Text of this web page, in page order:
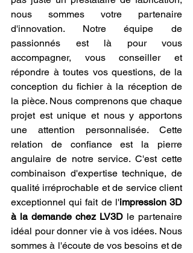
nous sommes votre partenaire
d'innovation. Notre équipe de
passionnés est là pour vous
accompagner, vous conseiller et
répondre à toutes vos questions, de la
conception du fichier à la réception de
la pièce. Nous comprenons que chaque
projet est unique et nous y apportons
une attention personnalisée. Cette
relation de confiance est la pierre
angulaire de notre service. C'est cette
combinaison d'expertise technique, de
qualité irréprochable et de service client
exceptionnel qui fait de l'impression 3D
à la demande chez LV3D le partenaire
idéal pour donner vie à vos idées. Nous
sommes à l'écoute de vos besoins et de